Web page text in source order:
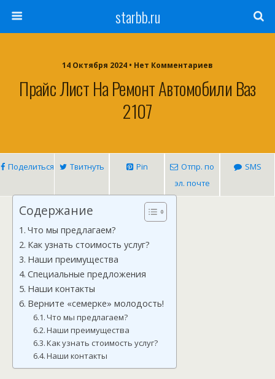
starbb.ru
14 Октября 2024 • Нет Комментариев
Прайс Лист На Ремонт Автомобили Ваз
2107
Поделиться Твитнуть Pin
Отпр. по
эл. почте
SMS
Содержание
Что мы предлагаем?
Как узнать стоимость услуг?
Наши преимущества
Специальные предложения
Наши контакты
Верните «семерке» молодость!
Что мы предлагаем?
Наши преимущества
Как узнать стоимость услуг?
Наши контакты